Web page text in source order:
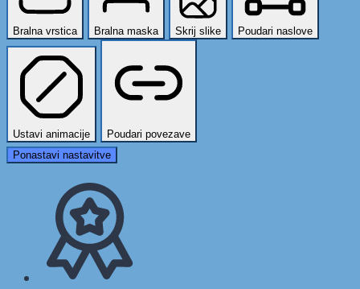
Bralna vrstica Bralna maska Skrij slike Poudari naslove
Ustavi animacije
Poudari povezave
Ponastavi nastavitve